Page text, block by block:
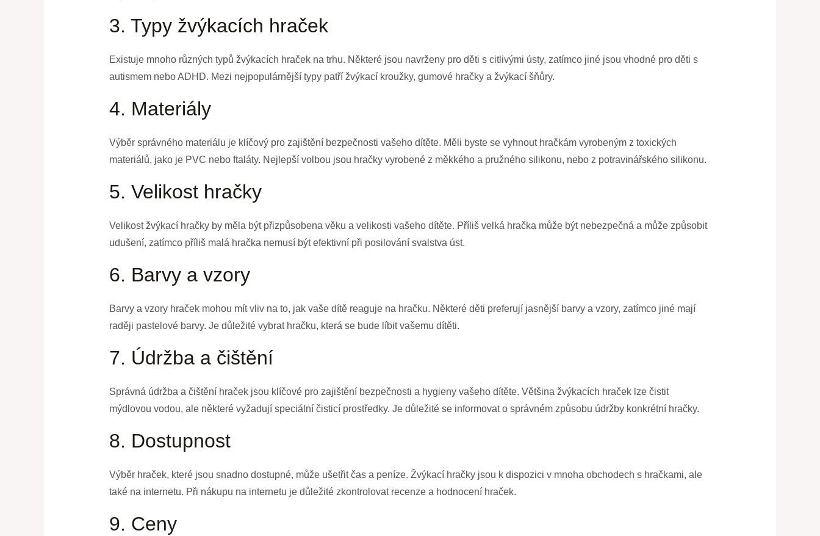
3. Typy žvýkacích hraček
Existuje mnoho různých typů žvýkacích hraček na trhu. Některé jsou navrženy pro děti s citlivými ústy, zatímco jiné jsou vhodné pro děti s
autismem nebo ADHD. Mezi nejpopulárnější typy patří žvýkací kroužky, gumové hračky a žvýkací šňůry.
4. Materiály
Výběr správného materiálu je klíčový pro zajištění bezpečnosti vašeho dítěte. Měli byste se vyhnout hračkám vyrobeným z toxických
materiálů, jako je PVC nebo ftaláty. Nejlepší volbou jsou hračky vyrobené z měkkého a pružného silikonu, nebo z potravinářského silikonu.
5. Velikost hračky
Velikost žvýkací hračky by měla být přizpůsobena věku a velikosti vašeho dítěte. Příliš velká hračka může být nebezpečná a může způsobit
udušení, zatímco příliš malá hračka nemusí být efektivní při posilování svalstva úst.
6. Barvy a vzory
Barvy a vzory hraček mohou mít vliv na to, jak vaše dítě reaguje na hračku. Některé děti preferují jasnější barvy a vzory, zatímco jiné mají
raději pastelové barvy. Je důležité vybrat hračku, která se bude líbit vašemu dítěti.
7. Údržba a čištění
Správná údržba a čištění hraček jsou klíčové pro zajištění bezpečnosti a hygieny vašeho dítěte. Většina žvýkacích hraček lze čistit
mýdlovou vodou, ale některé vyžadují speciální čisticí prostředky. Je důležité se informovat o správném způsobu údržby konkrétní hračky.
8. Dostupnost
Výběr hraček, které jsou snadno dostupné, může ušetřit čas a peníze. Žvýkací hračky jsou k dispozici v mnoha obchodech s hračkami, ale
také na internetu. Při nákupu na internetu je důležité zkontrolovat recenze a hodnocení hraček.
9. Ceny